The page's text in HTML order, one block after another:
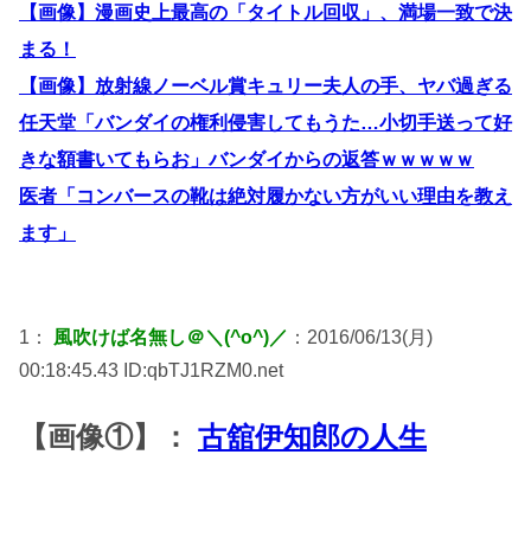
【画像】漫画史上最高の「タイトル回収」、満場一致で決
まる！
【画像】放射線ノーベル賞キュリー夫人の手、ヤバ過ぎる
任天堂「バンダイの権利侵害してもうた…小切手送って好
きな額書いてもらお」バンダイからの返答ｗｗｗｗｗ
医者「コンバースの靴は絶対履かない方がいい理由を教え
ます」
1： 風吹けば名無し＠＼(^o^)／ ：2016/06/13(月)
00:18:45.43 ID:qbTJ1RZM0.net
【画像①】： 古舘伊知郎の人生